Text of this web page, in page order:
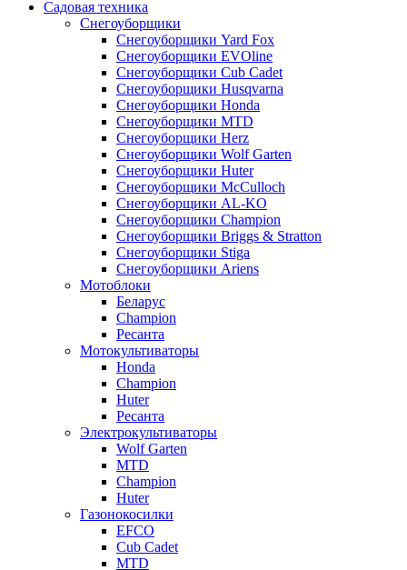
Садовая техника
Снегоуборщики
Снегоуборщики Yard Fox
Снегоуборщики EVOline
Снегоуборщики Cub Cadet
Снегоуборщики Husqvarna
Снегоуборщики Honda
Снегоуборщики MTD
Снегоуборщики Herz
Снегоуборщики Wolf Garten
Снегоуборщики Huter
Снегоуборщики McCulloch
Снегоуборщики AL-KO
Снегоуборщики Champion
Снегоуборщики Briggs & Stratton
Снегоуборщики Stiga
Снегоуборщики Ariens
Мотоблоки
Беларус
Champion
Ресанта
Мотокультиваторы
Honda
Champion
Huter
Ресанта
Электрокультиваторы
Wolf Garten
MTD
Champion
Huter
Газонокосилки
EFCO
Cub Cadet
MTD